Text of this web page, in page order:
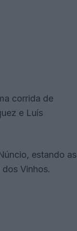
corrida de
e Luís
estando as
Vinhos.